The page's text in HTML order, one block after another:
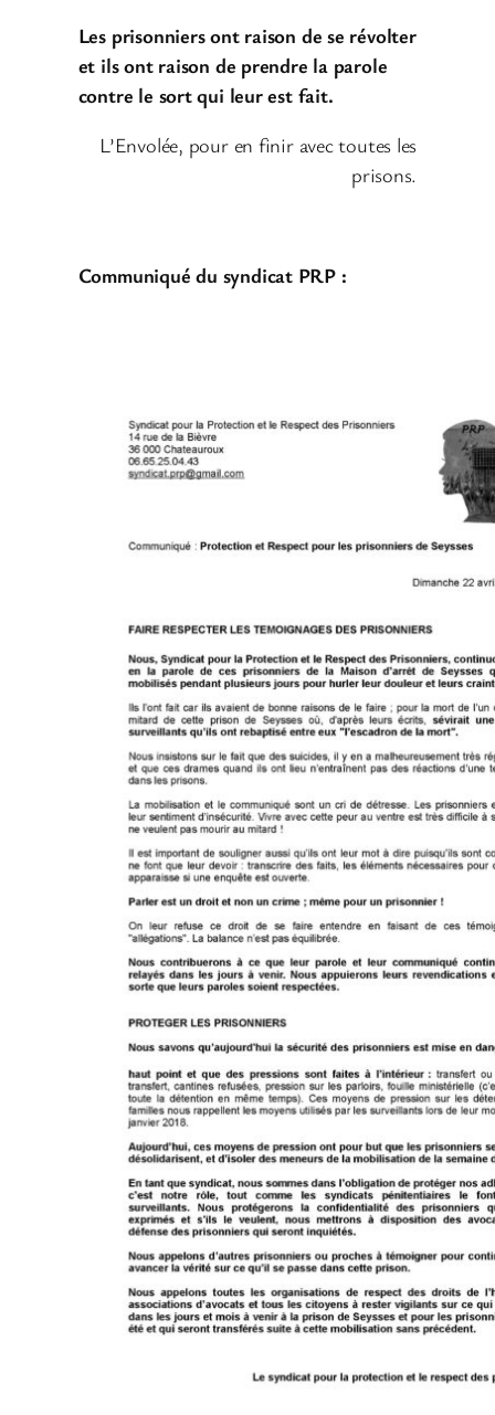
Les prisonniers ont raison de se révolter
et ils ont raison de prendre la parole
contre le sort qui leur est fait.
L’Envolée, pour en finir avec toutes les
prisons.
Communiqué du syndicat PRP :